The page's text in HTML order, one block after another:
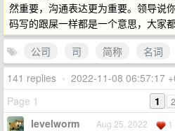
然重要，沟通表达更为重要。领导说
码写的跟屎一样都是一个意思，大家
公司
司 简称
名词
141 replies • 2022-11-08 06:57:17
Page 1
1 2
levelworm Aug 25, 2022 1